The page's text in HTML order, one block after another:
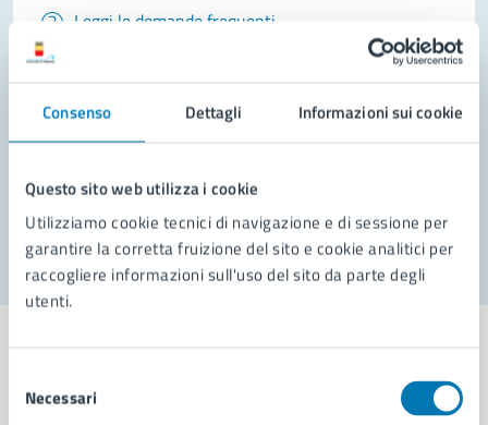
Consenso Dettagli Informazioni sui cookie
Questo sito web utilizza i cookie
Utilizziamo cookie tecnici di navigazione e di sessione per
garantire la corretta fruizione del sito e cookie analitici per
raccogliere informazioni sull'uso del sito da parte degli
utenti.
delNecessari
Leggi le domande frequenti
Prenota appuntamento
Segnala disservizio